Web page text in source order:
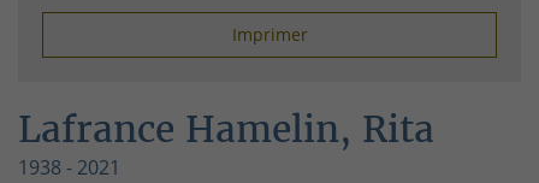
Imprimer
Lafrance Hamelin, Rita
1938 - 2021